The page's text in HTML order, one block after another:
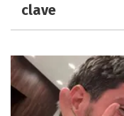
clave